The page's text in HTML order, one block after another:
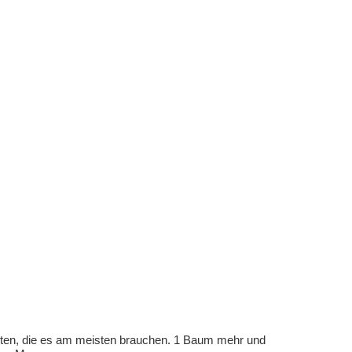
die es am meisten brauchen. 1 Baum mehr und